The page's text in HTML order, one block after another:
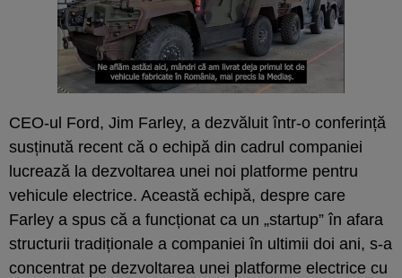
CEO-ul Ford, Jim Farley, a dezvăluit într-o conferință
susținută recent că o echipă din cadrul companiei
lucrează la dezvoltarea unei noi platforme pentru
vehicule electrice. Această echipă, despre care
Farley a spus că a funcționat ca un „startup” în afara
structurii tradiționale a companiei în ultimii doi ani, s-a
concentrat pe dezvoltarea unei platforme electrice cu